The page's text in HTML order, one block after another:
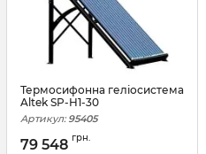
Термосифонна геліосистема
Altek SP-H1-30
Артикул: 95405
79 548 грн.